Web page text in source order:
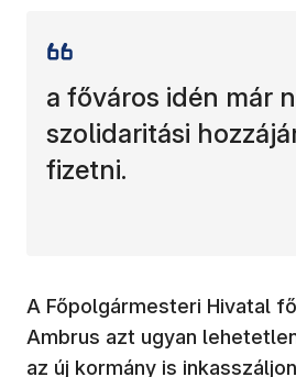
a főváros idén már
szolidaritási
fizetni.
A Főpolgármesteri Hivatal
Ambrus azt ugyan
az új kormány is